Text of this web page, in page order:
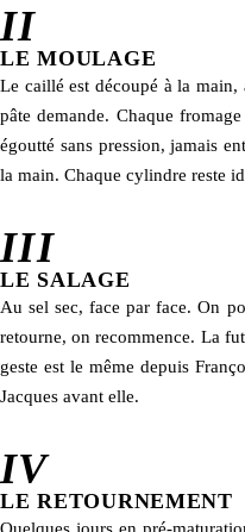
II
LE MOULAGE
Le caillé est découpé à la
pâte demande. Chaque
égoutté sans pression, jamais
la main. Chaque cylindre reste
III
LE SALAGE
Au sel sec, face par face. On
retourne, on recommence. La
geste est le même depuis
Jacques avant elle.
IV
LE RETOURNEMENT